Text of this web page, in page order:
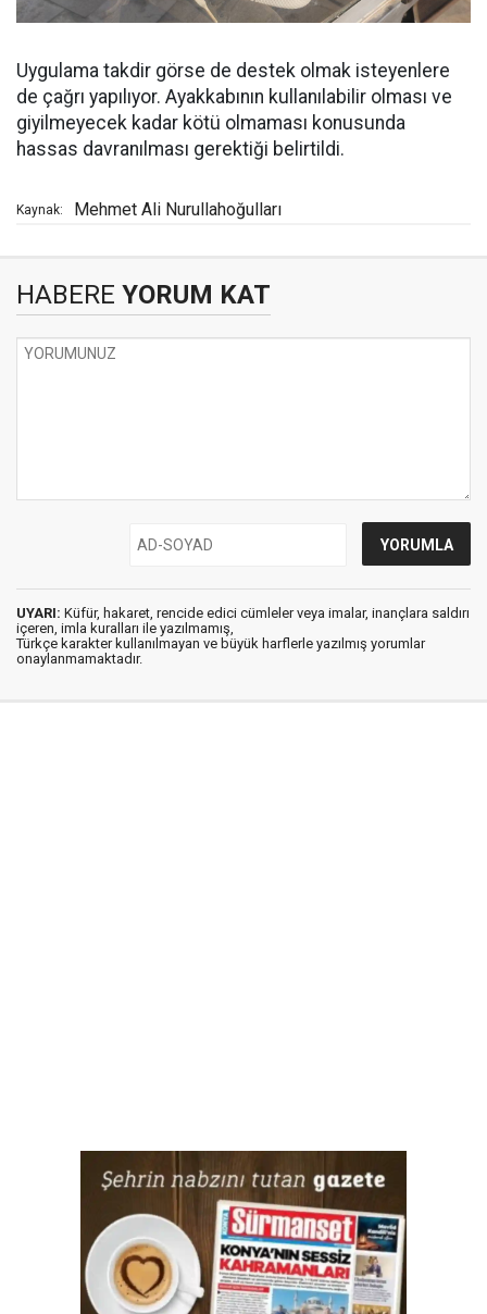
Uygulama takdir görse de destek olmak isteyenlere
de çağrı yapılıyor. Ayakkabının kullanılabilir olması ve
giyilmeyecek kadar kötü olmaması konusunda
hassas davranılması gerektiği belirtildi.
Kaynak: Mehmet Ali Nurullahoğulları
HABERE YORUM KAT
UYARI: Küfür, hakaret, rencide edici cümleler veya imalar, inançlara saldırı
içeren, imla kuralları ile yazılmamış,
Türkçe karakter kullanılmayan ve büyük harflerle yazılmış yorumlar
onaylanmamaktadır.